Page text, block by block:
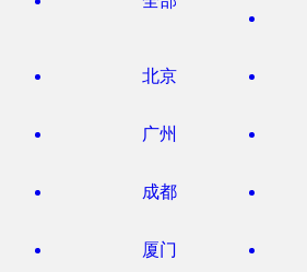
北京
广州
成都
厦门